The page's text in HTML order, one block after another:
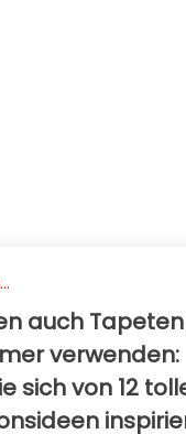
auch
verwenden:
sich von 12